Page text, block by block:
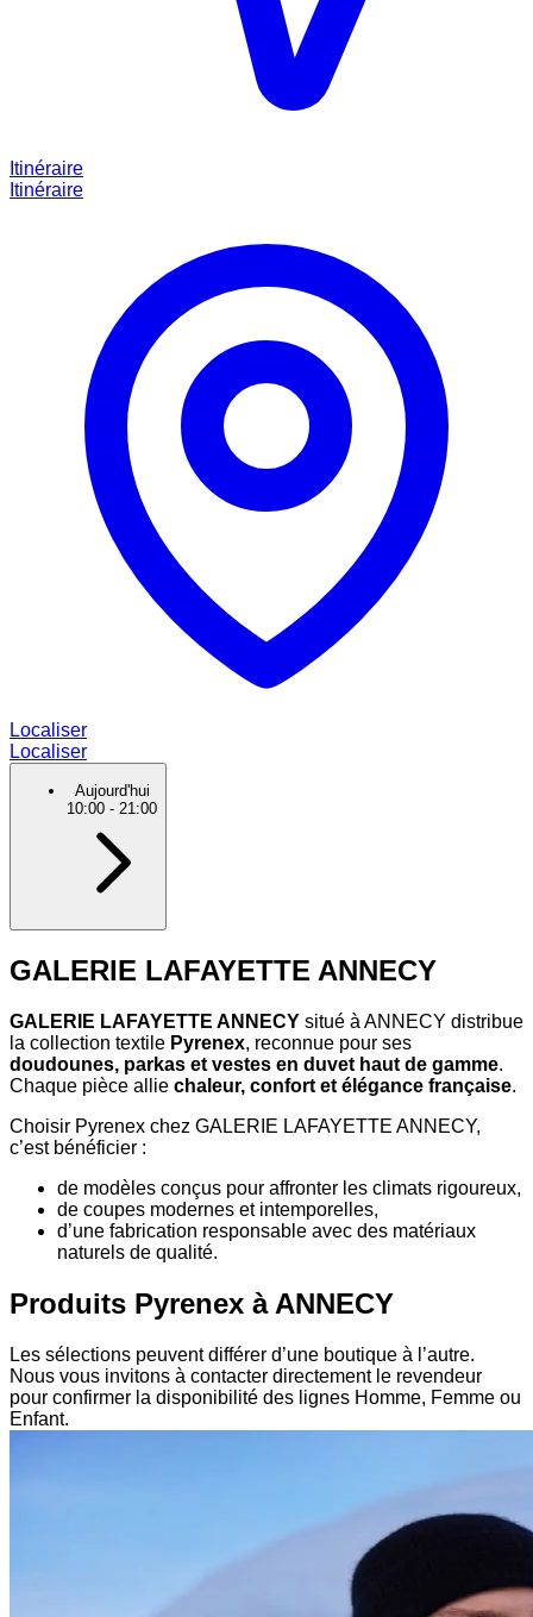
Itinéraire
Itinéraire
Localiser
Localiser
Aujourd'hui
10:00 - 21:00
GALERIE LAFAYETTE ANNECY
GALERIE LAFAYETTE ANNECY situé à ANNECY distribue
la collection textile Pyrenex, reconnue pour ses
doudounes, parkas et vestes en duvet haut de gamme.
Chaque pièce allie chaleur, confort et élégance française.
Choisir Pyrenex chez GALERIE LAFAYETTE ANNECY,
c’est bénéficier :
de modèles conçus pour affronter les climats rigoureux,
de coupes modernes et intemporelles,
d’une fabrication responsable avec des matériaux
naturels de qualité.
Produits Pyrenex à ANNECY
Les sélections peuvent différer d’une boutique à l’autre.
Nous vous invitons à contacter directement le revendeur
pour confirmer la disponibilité des lignes Homme, Femme ou
Enfant.